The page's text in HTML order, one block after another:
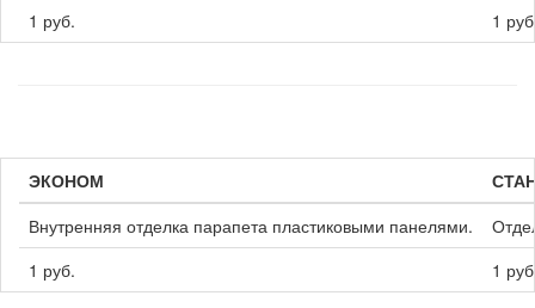
1 руб.
1
ЭКОНОМ
Внутренняя отделка парапета пластиковыми панелями.
1 руб.
1